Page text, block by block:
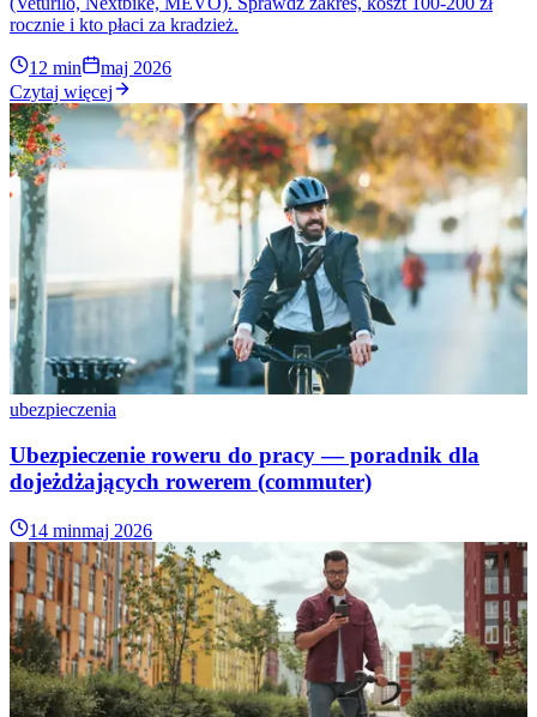
rocznie i kto płaci za kradzież.
12 min
maj 2026
Czytaj więcej
ubezpieczenia
Ubezpieczenie roweru do pracy — poradnik dla
dojeżdżających rowerem (commuter)
14 minmaj 2026